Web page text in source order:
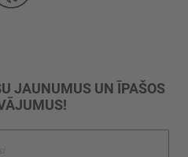
JAUNUMUS UN ĪPAŠOS